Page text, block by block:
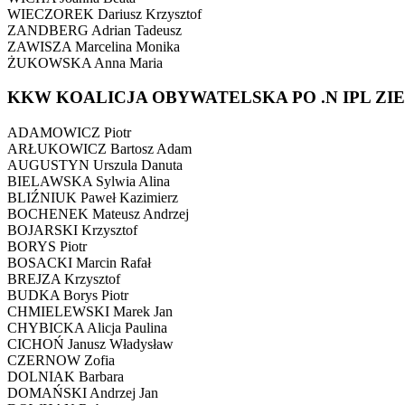
WIECZOREK Dariusz Krzysztof
ZANDBERG Adrian Tadeusz
ZAWISZA Marcelina Monika
ŻUKOWSKA Anna Maria
KKW KOALICJA OBYWATELSKA PO .N IPL
ADAMOWICZ Piotr
ARŁUKOWICZ Bartosz Adam
AUGUSTYN Urszula Danuta
BIELAWSKA Sylwia Alina
BLIŹNIUK Paweł Kazimierz
BOCHENEK Mateusz Andrzej
BOJARSKI Krzysztof
BORYS Piotr
BOSACKI Marcin Rafał
BREJZA Krzysztof
BUDKA Borys Piotr
CHMIELEWSKI Marek Jan
CHYBICKA Alicja Paulina
CICHOŃ Janusz Władysław
CZERNOW Zofia
DOLNIAK Barbara
DOMAŃSKI Andrzej Jan